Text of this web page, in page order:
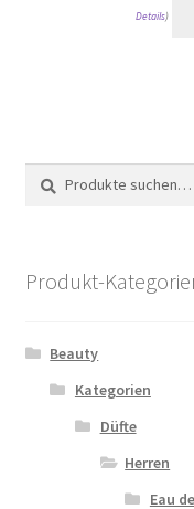
Details)
Suche
nach:
Suche
Produkt-
Beauty
Kategorien
Düfte
Herren
Eau